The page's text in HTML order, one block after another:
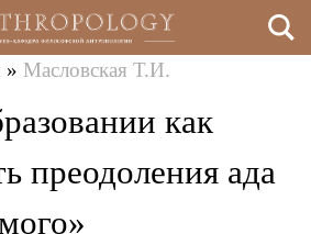
» Масловская Т.И.
как
преодоления ада